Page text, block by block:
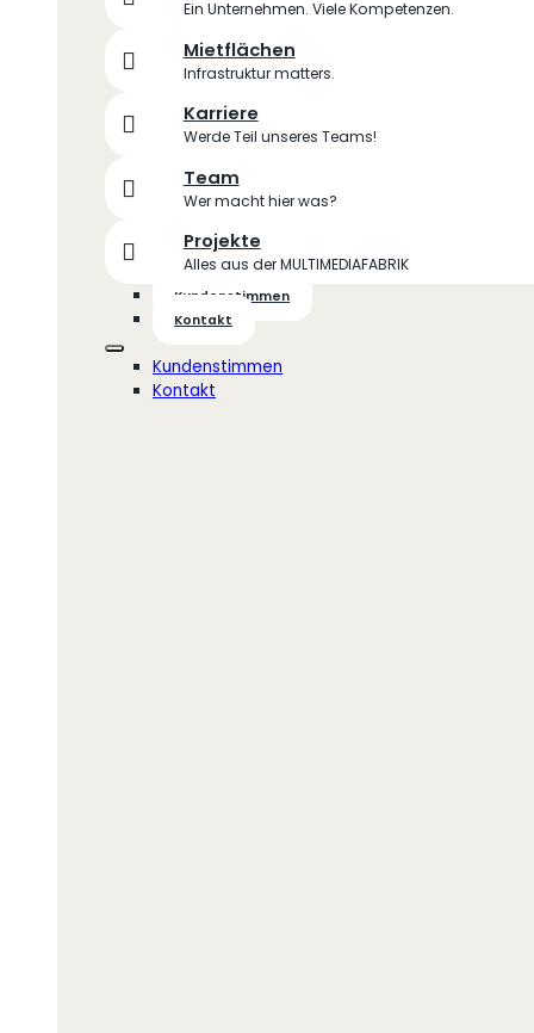
Ein Unternehmen. Viele Kompetenzen.
Mietflächen
Infrastruktur matters.
Karriere
Werde Teil unseres Teams!
Team
Wer macht hier was?
Projekte
Alles aus der MULTIMEDIAFABRIK
Kundenstimmen
Kontakt
Kundenstimmen
Kontakt